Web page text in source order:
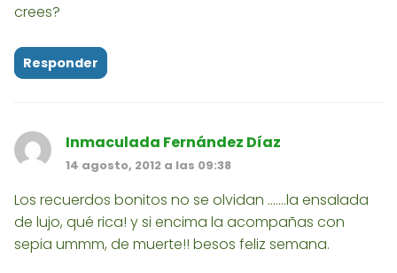
crees?
Responder
Inmaculada Fernández Díaz
14 agosto, 2012 a las 09:38
Los recuerdos bonitos no se olvidan .......la ensalada
de lujo, qué rica! y si encima la acompañas con
sepia ummm, de muerte!! besos feliz semana.